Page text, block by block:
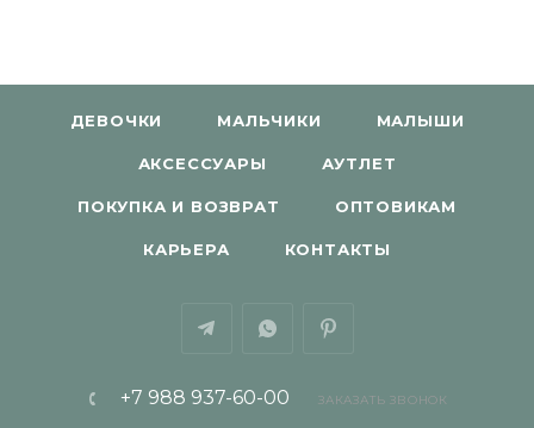
ДЕВОЧКИ МАЛЬЧИКИ МАЛЫШИ
АКСЕССУАРЫ АУТЛЕТ
ПОКУПКА И ВОЗВРАТ ОПТОВИКАМ
КАРЬЕРА КОНТАКТЫ
+7 988 937-60-00 ЗАКАЗАТЬ ЗВОНОК